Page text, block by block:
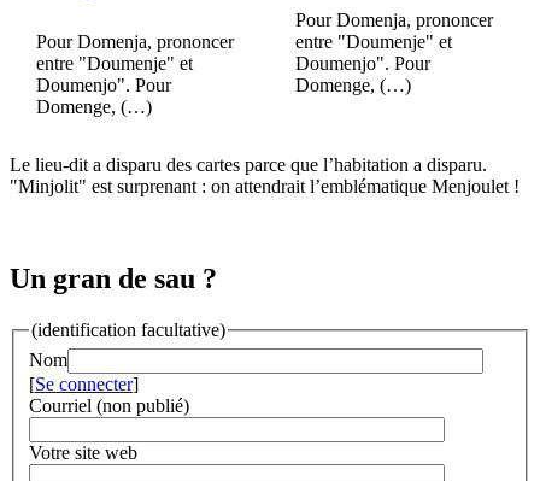
Pour Domenja, prononcer
entre "Doumenje" et
Doumenjo". Pour
Domenge, (…)
Pour Domenja, prononcer
entre "Doumenje" et
Doumenjo". Pour
Domenge, (…)
Le lieu-dit a disparu des cartes parce que l’habitation a disparu.
"Minjolit" est surprenant : on attendrait l’emblématique Menjoulet !
Un gran de sau ?
(identification facultative)
Nom
[Se connecter]
Courriel (non publié)
Votre site web